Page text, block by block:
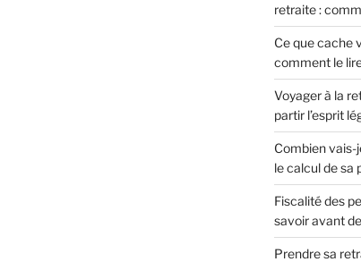
retraite :
Ce que cache
comment le
Voyager à la
partir l’esprit
Combien vais-
le calcul de sa
Fiscalité des
savoir avant
Prendre sa